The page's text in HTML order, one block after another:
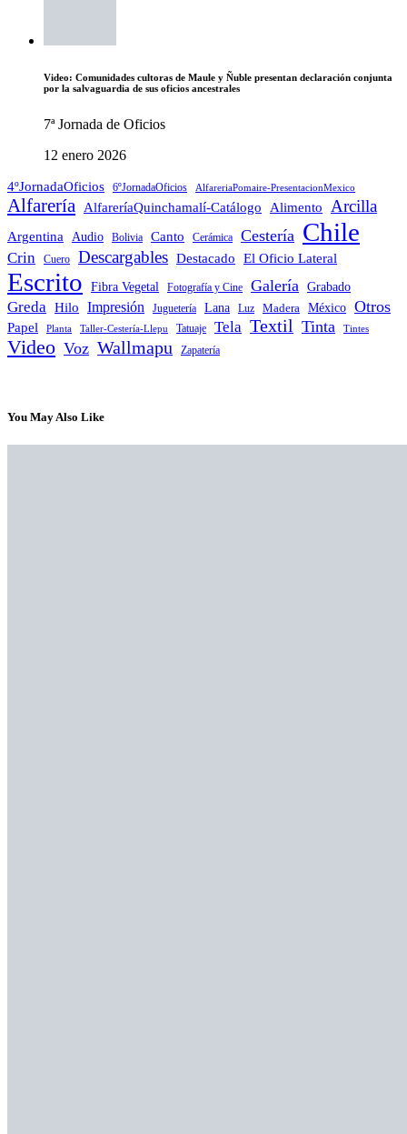
Video: Comunidades cultoras de Maule y Ñuble presentan declaración conjunta
por la salvaguardia de sus oficios ancestrales
7ª Jornada de Oficios
12 enero 2026
4ºJornadaOficios 6ºJornadaOficios AlfareriaPomaire-PresentacionMexico
Alfarería AlfareríaQuinchamalí-Catálogo Alimento Arcilla
Argentina Audio Bolivia Canto Cerámica Cestería Chile
Crin Cuero Descargables Destacado El Oficio Lateral
Escrito Fibra Vegetal Fotografía y Cine Galería Grabado
Greda Hilo Impresión Juguetería Lana Luz Madera México Otros
Papel Planta Taller-Cestería-Llepu Tatuaje Tela Textil Tinta Tintes
Video Voz Wallmapu Zapatería
You May Also Like